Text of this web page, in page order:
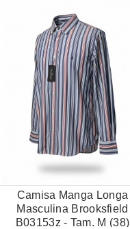
Camisa Manga Longa
Masculina Brooksfield
B03153z - Tam. M (38)